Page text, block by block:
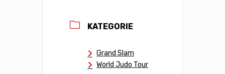
KATEGORIE
Grand Slam
World Judo Tour